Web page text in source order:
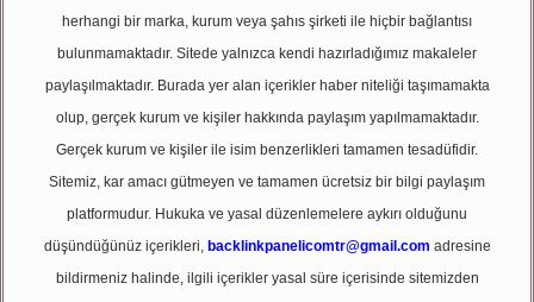
herhangi bir marka, kurum veya şahıs şirketi ile hiçbir bağlantısı
bulunmamaktadır. Sitede yalnızca kendi hazırladığımız makaleler
paylaşılmaktadır. Burada yer alan içerikler haber niteliği taşımamakta
olup, gerçek kurum ve kişiler hakkında paylaşım yapılmamaktadır.
Gerçek kurum ve kişiler ile isim benzerlikleri tamamen tesadüfidir.
Sitemiz, kar amacı gütmeyen ve tamamen ücretsiz bir bilgi paylaşım
platformudur. Hukuka ve yasal düzenlemelere aykırı olduğunu
düşündüğünüz içerikleri, backlinkpanelicomtr@gmail.com adresine
bildirmeniz halinde, ilgili içerikler yasal süre içerisinde sitemizden